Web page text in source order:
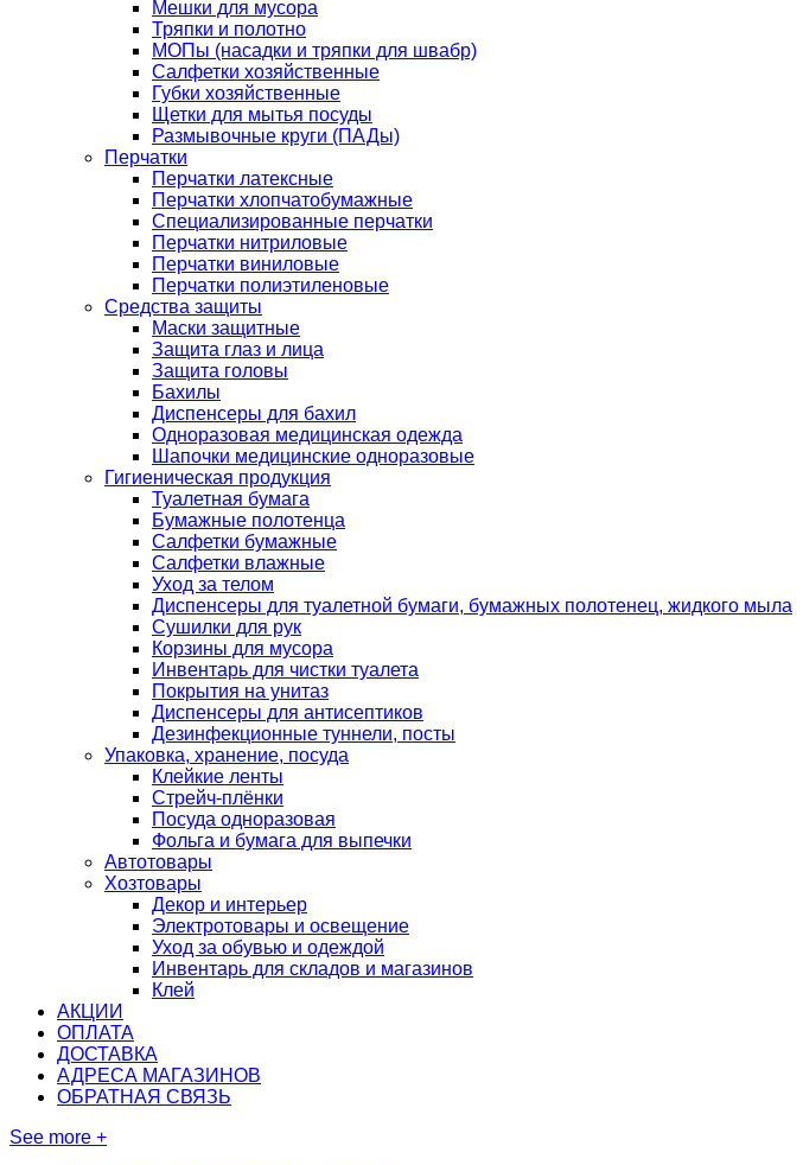
Мешки для мусора
Тряпки и полотно
МОПы (насадки и тряпки для швабр)
Салфетки хозяйственные
Губки хозяйственные
Щетки для мытья посуды
Размывочные круги (ПАДы)
Перчатки
Перчатки латексные
Перчатки хлопчатобумажные
Специализированные перчатки
Перчатки нитриловые
Перчатки виниловые
Перчатки полиэтиленовые
Средства защиты
Маски защитные
Защита глаз и лица
Защита головы
Бахилы
Диспенсеры для бахил
Одноразовая медицинская одежда
Шапочки медицинские одноразовые
Гигиеническая продукция
Туалетная бумага
Бумажные полотенца
Салфетки бумажные
Салфетки влажные
Уход за телом
Диспенсеры для туалетной бумаги, бумажных полотенец, жидкого мыла
Сушилки для рук
Корзины для мусора
Инвентарь для чистки туалета
Покрытия на унитаз
Диспенсеры для антисептиков
Дезинфекционные туннели, посты
Упаковка, хранение, посуда
Клейкие ленты
Стрейч-плёнки
Посуда одноразовая
Фольга и бумага для выпечки
Автотовары
Хозтовары
Декор и интерьер
Электротовары и освещение
Уход за обувью и одеждой
Инвентарь для складов и магазинов
Клей
АКЦИИ
ОПЛАТА
ДОСТАВКА
АДРЕСА МАГАЗИНОВ
ОБРАТНАЯ СВЯЗЬ
See more +